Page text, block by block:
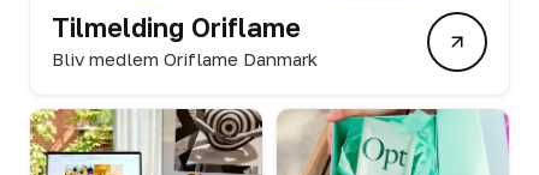
Tilmelding Oriflame
Bliv medlem Oriflame Danmark